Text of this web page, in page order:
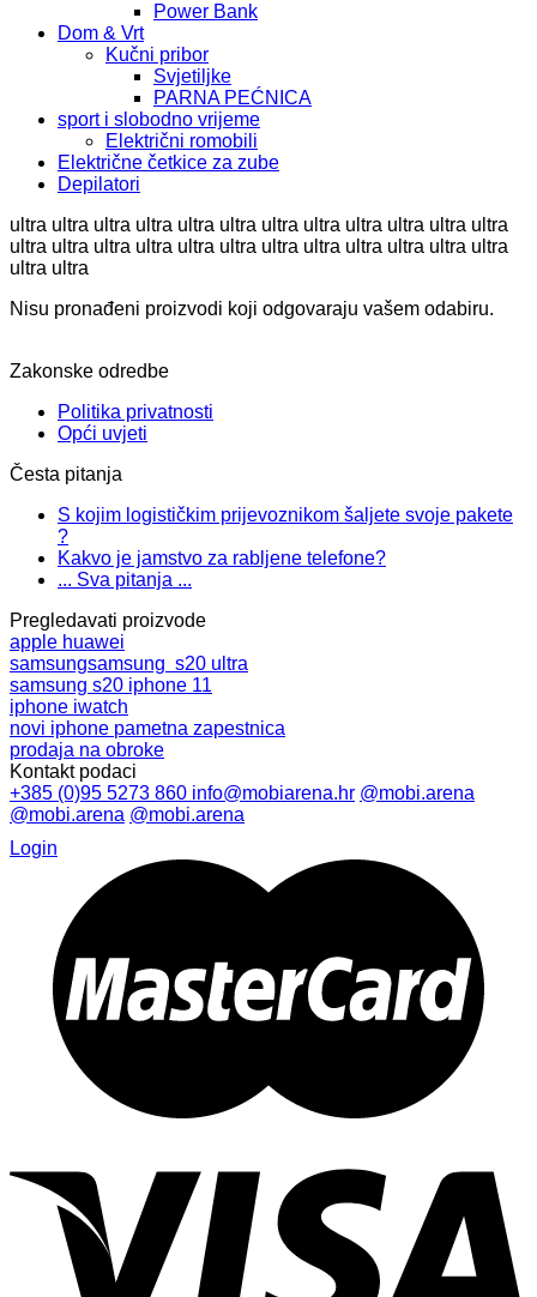
Power Bank
Dom & Vrt
Kučni pribor
Svjetiljke
PARNA PEĆNICA
sport i slobodno vrijeme
Električni romobili
Električne četkice za zube
Depilatori
ultra ultra ultra ultra ultra ultra ultra ultra ultra ultra ultra ultra
ultra ultra ultra ultra ultra ultra ultra ultra ultra ultra ultra ultra
ultra ultra
Nisu pronađeni proizvodi koji odgovaraju vašem odabiru.
Zakonske odredbe
Politika privatnosti
Opći uvjeti
Česta pitanja
S kojim logističkim prijevoznikom šaljete svoje pakete
?
Kakvo je jamstvo za rabljene telefone?
... Sva pitanja ...
Pregledavati proizvode
apple huawei
samsungsamsung s20 ultra
samsung s20 iphone 11
iphone iwatch
novi iphone pametna zapestnica
prodaja na obroke
Kontakt podaci
+385 (0)95 5273 860 info@mobiarena.hr @mobi.arena
@mobi.arena @mobi.arena
Login